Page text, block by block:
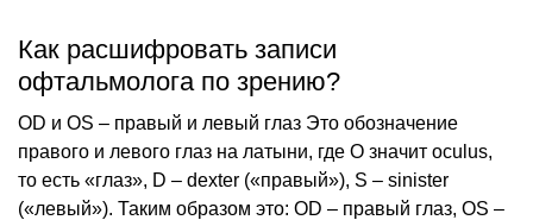
Как расшифровать записи
офтальмолога по зрению?
OD и OS – правый и левый глаз Это обозначение
правого и левого глаз на латыни, где O значит oculus,
то есть «глаз», D – dexter («правый»), S – sinister
(«левый»). Таким образом это: OD – правый глаз, OS –